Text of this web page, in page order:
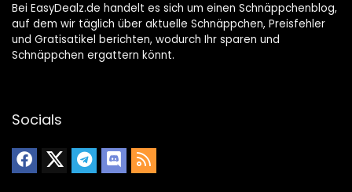
Bei EasyDealz.de handelt es sich um einen Schnäppchenblog,
auf dem wir täglich über aktuelle Schnäppchen, Preisfehler
und Gratisatikel berichten, wodurch Ihr sparen und
Schnäppchen ergattern könnt.
Socials